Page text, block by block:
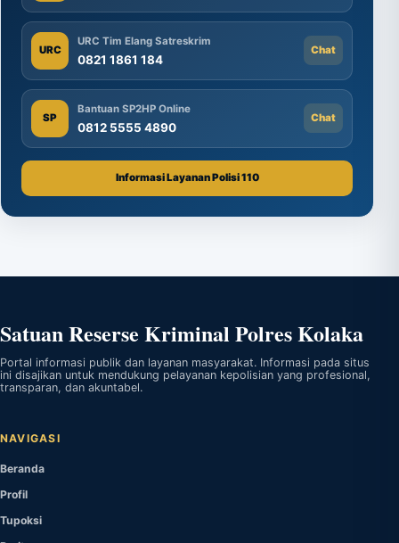
URC
URC Tim Elang Satreskrim
0821 1861 184
Chat
SP
Bantuan SP2HP Online
0812 5555 4890
Chat
Informasi Layanan Polisi 110
Satuan Reserse Kriminal Polres Kolaka
Portal informasi publik dan layanan masyarakat. Informasi pada situs
ini disajikan untuk mendukung pelayanan kepolisian yang profesional,
transparan, dan akuntabel.
NAVIGASI
Beranda
Profil
Tupoksi